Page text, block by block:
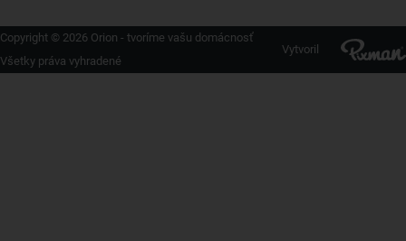
Copyright © 2026 Orion - tvoríme vašu domácnosť
Všetky práva vyhradené
Vytvoril